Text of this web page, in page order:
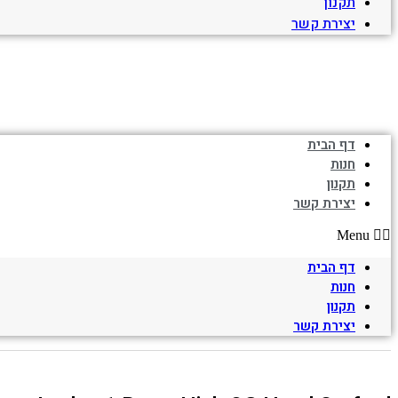
יצירת קשר
דף הבית
חנות
תקנון
יצירת קשר
Menu
דף הבית
חנות
תקנון
יצירת קשר